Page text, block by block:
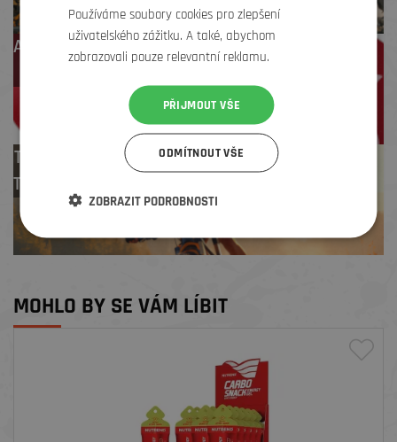
Až 4 % cashback
Test centrum
TREK zdarma
MOHLO BY SE VÁM LÍBIT
Používáme soubory cookies pro zlepšení
uživatelského zážitku. A také, abychom
zobrazovali pouze relevantní reklamu.
PŘIJMOUT VŠE
ODMÍTNOUT VŠE
ZOBRAZIT PODROBNOSTI